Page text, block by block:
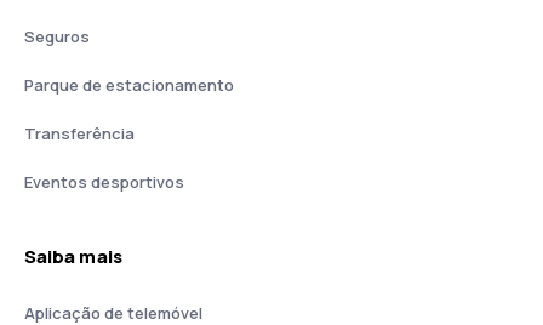
Seguros
Parque de estacionamento
Transferência
Eventos desportivos
Saiba mais
Aplicação de telemóvel